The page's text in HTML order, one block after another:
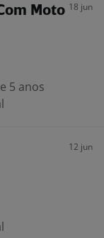
Moto 18 jun
5 anos
12 jun